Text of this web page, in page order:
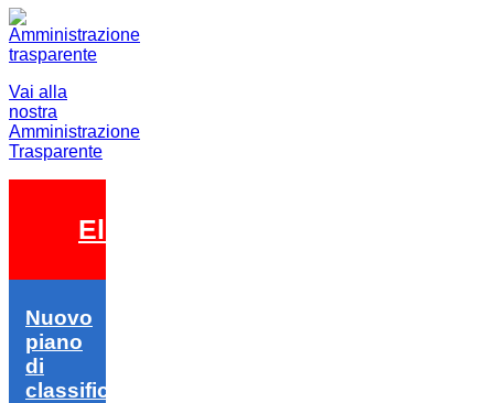
Vai alla
nostra
Amministrazione
Trasparente
Elezioni 2026
Nuovo
piano
di
classifica